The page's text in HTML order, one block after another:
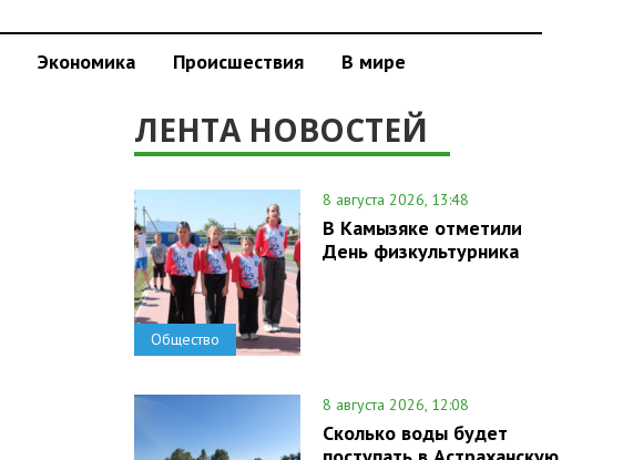
Экономика Происшествия В мире
ЛЕНТА НОВОСТЕЙ
Общество
8 августа 2026, 13:48
В Камызяке отметили
День физкультурника
8 августа 2026, 12:08
Сколько воды будет